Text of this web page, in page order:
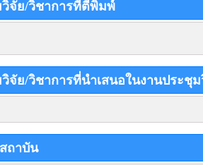
จัย/วิชาการที่ตีพิมพ์
จัย/วิชาการที่นำเสนอในงานประชุ
ถาบัน